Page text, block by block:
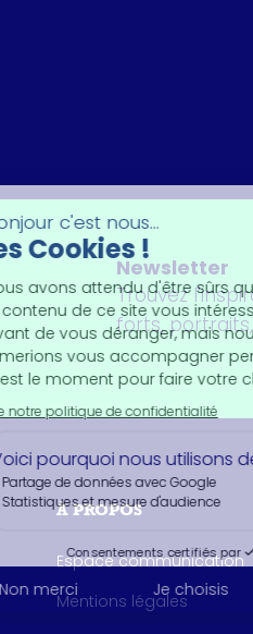
Newsletter
Trouvez
forts,
À PROPOS
Espace communication
Mentions légales